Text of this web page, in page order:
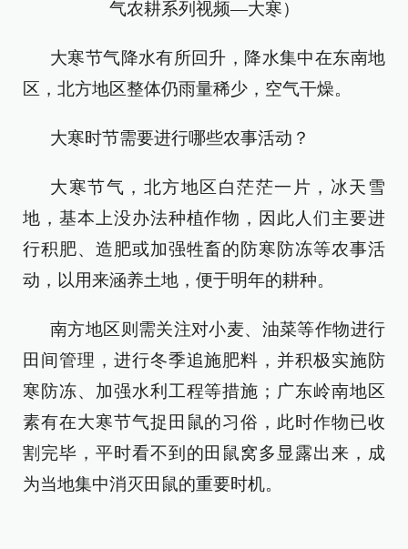
气农耕系列视频—大寒）
大寒节气降水有所回升，降水集中在东南地
区，北方地区整体仍雨量稀少，空气干燥。
大寒时节需要进行哪些农事活动？
大寒节气，北方地区白茫茫一片，冰天雪
地，基本上没办法种植作物，因此人们主要进
行积肥、造肥或加强牲畜的防寒防冻等农事活
动，以用来涵养土地，便于明年的耕种。
南方地区则需关注对小麦、油菜等作物进行
田间管理，进行冬季追施肥料，并积极实施防
寒防冻、加强水利工程等措施；广东岭南地区
素有在大寒节气捉田鼠的习俗，此时作物已收
割完毕，平时看不到的田鼠窝多显露出来，成
为当地集中消灭田鼠的重要时机。